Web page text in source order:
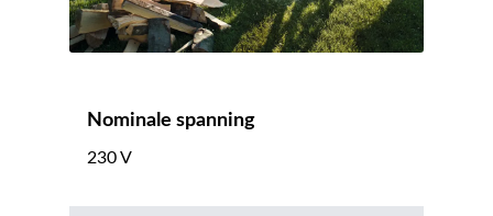
Nominale spanning
230 V